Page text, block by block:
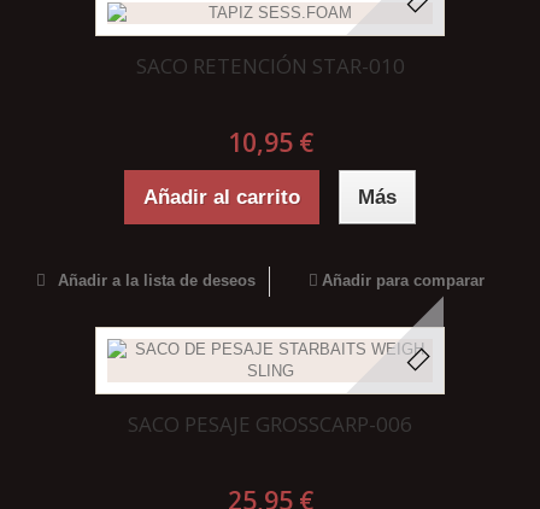
SACO RETENCIÓN STAR-010
10,95 €
Añadir al carrito Más
Añadir a la lista de deseos Añadir para comparar
SACO PESAJE GROSSCARP-006
25,95 €